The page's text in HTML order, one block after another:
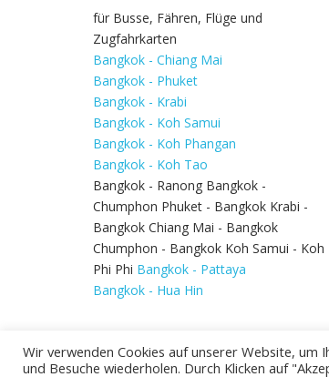
für Busse, Fähren, Flüge und
Zugfahrkarten
Bangkok - Chiang Mai
Bangkok - Phuket
Bangkok - Krabi
Bangkok - Koh Samui
Bangkok - Koh Phangan
Bangkok - Koh Tao
Bangkok - Ranong Bangkok -
Chumphon Phuket - Bangkok Krabi -
Bangkok Chiang Mai - Bangkok
Chumphon - Bangkok Koh Samui - Koh
Phi Phi Bangkok - Pattaya
Bangkok - Hua Hin
Wir verwenden Cookies auf unserer Website, um
und Besuche wiederholen. Durch Klicken auf